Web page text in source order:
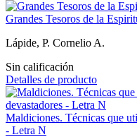
Grandes Tesoros de la
Lápide, P. Cornelio A.
Sin calificación
Detalles de producto
Maldiciones. Técnicas que
- Letra N